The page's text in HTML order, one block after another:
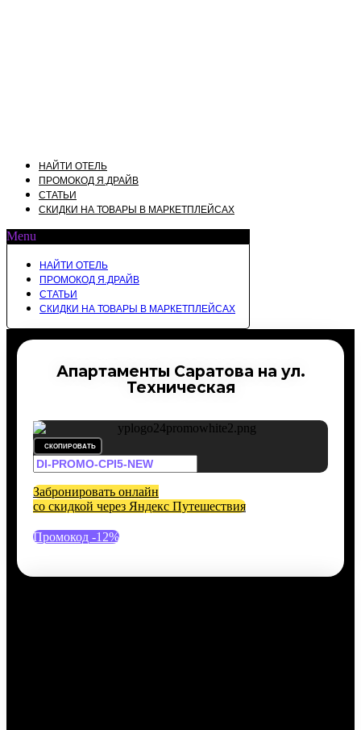
НАЙТИ ОТЕЛЬ
ПРОМОКОД Я.ДРАЙВ
СТАТЬИ
СКИДКИ НА ТОВАРЫ В МАРКЕТПЛЕЙСАХ
Menu
НАЙТИ ОТЕЛЬ
ПРОМОКОД Я.ДРАЙВ
СТАТЬИ
СКИДКИ НА ТОВАРЫ В МАРКЕТПЛЕЙСАХ
Апартаменты Саратова на ул.
Техническая
СКОПИРОВАТЬ
Забронировать онлайн
со скидкой через Яндекс Путешествия
Промокод -12%